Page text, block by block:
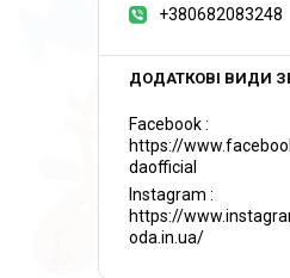
+380682083248
Facebook
https://
daofficial
Instagram
https://
oda.in.ua/